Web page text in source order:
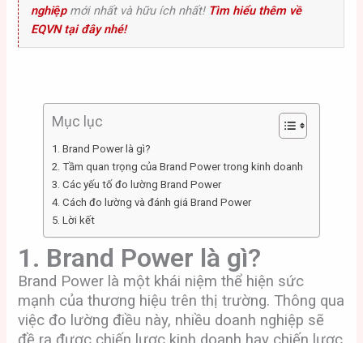
nghiệpmới nhất và hữu ích nhất! Tìm hiểu thêm về
EQVN tại đây nhé!
Mục lục
1. Brand Power là gì?
2. Tầm quan trọng của Brand Power trong kinh doanh
3. Các yếu tố đo lường Brand Power
4. Cách đo lường và đánh giá Brand Power
5. Lời kết
1. Brand Power là gì?
Brand Power là một khái niệm thể hiện sức
mạnh của thương hiệu trên thị trường. Thông qua
việc đo lường điều này, nhiều doanh nghiệp sẽ